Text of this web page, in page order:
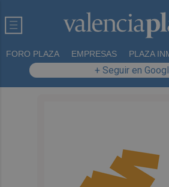
FORO PLAZA EMPRESAS PLAZA
+ Seguir en